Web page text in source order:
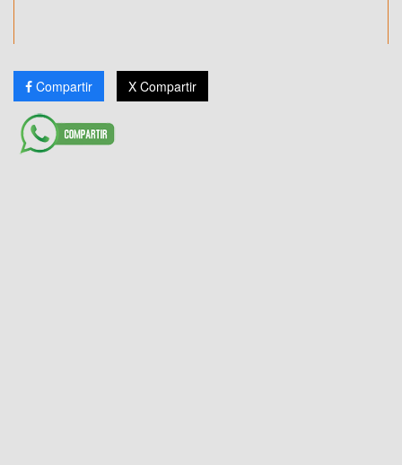
Compartir X Compartir